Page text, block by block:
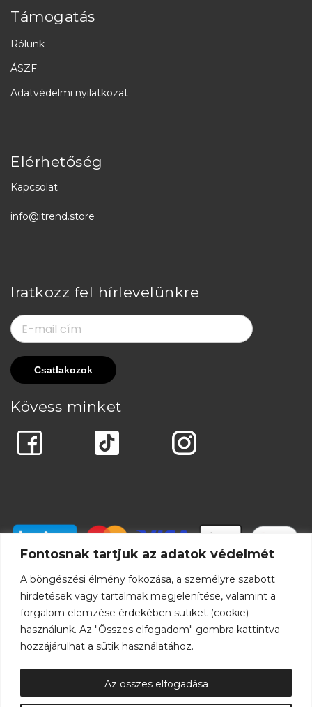
Fontosnak tartjuk az adatok védelmét
A böngészési élmény fokozása, a személyre szabott
hirdetések vagy tartalmak megjelenítése, valamint a
forgalom elemzése érdekében sütiket (cookie)
használunk. Az "Összes elfogadom" gombra kattintva
hozzájárulhat a sütik használatához.
Az összes elfogadása
Támogatás
Rólunk
ÁSZF
Adatvédelmi nyilatkozat
Elérhetőség
Kapcsolat
info@itrend.store
Iratkozz fel hírlevelünkre
Kövess minket